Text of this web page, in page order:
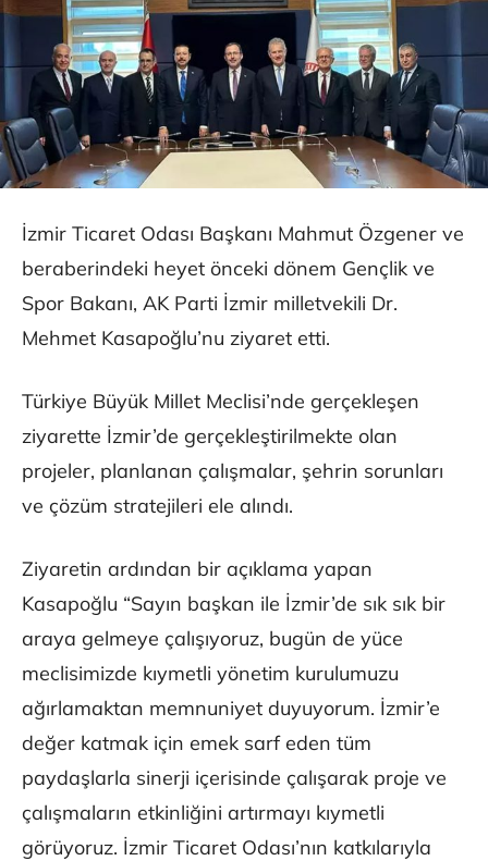
İzmir Ticaret Odası Başkanı Mahmut Özgener ve
beraberindeki heyet önceki dönem Gençlik ve
Spor Bakanı, AK Parti İzmir milletvekili Dr.
Mehmet Kasapoğlu’nu ziyaret etti.
Türkiye Büyük Millet Meclisi’nde gerçekleşen
ziyarette İzmir’de gerçekleştirilmekte olan
projeler, planlanan çalışmalar, şehrin sorunları
ve çözüm stratejileri ele alındı.
Ziyaretin ardından bir açıklama yapan
Kasapoğlu “Sayın başkan ile İzmir’de sık sık bir
araya gelmeye çalışıyoruz, bugün de yüce
meclisimizde kıymetli yönetim kurulumuzu
ağırlamaktan memnuniyet duyuyorum. İzmir’e
değer katmak için emek sarf eden tüm
paydaşlarla sinerji içerisinde çalışarak proje ve
çalışmaların etkinliğini artırmayı kıymetli
görüyoruz. İzmir Ticaret Odası’nın katkılarıyla